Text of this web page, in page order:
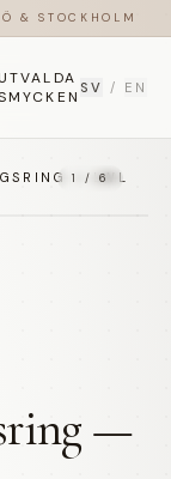
& STOCKHOLM
SV / EN
— LWL
1 / 6
—